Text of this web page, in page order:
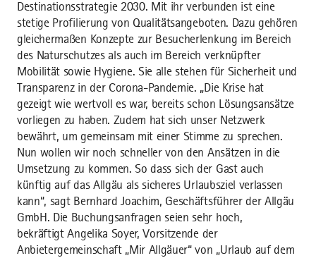
Destinationsstrategie 2030. Mit ihr verbunden ist eine
stetige Profilierung von Qualitätsangeboten. Dazu gehören
gleichermaßen Konzepte zur Besucherlenkung im Bereich
des Naturschutzes als auch im Bereich verknüpfter
Mobilität sowie Hygiene. Sie alle stehen für Sicherheit und
Transparenz in der Corona-Pandemie. „Die Krise hat
gezeigt wie wertvoll es war, bereits schon Lösungsansätze
vorliegen zu haben. Zudem hat sich unser Netzwerk
bewährt, um gemeinsam mit einer Stimme zu sprechen.
Nun wollen wir noch schneller von den Ansätzen in die
Umsetzung zu kommen. So dass sich der Gast auch
künftig auf das Allgäu als sicheres Urlaubsziel verlassen
kann“, sagt Bernhard Joachim, Geschäftsführer der Allgäu
GmbH. Die Buchungsanfragen seien sehr hoch,
bekräftigt Angelika Soyer, Vorsitzende der
Anbietergemeinschaft „Mir Allgäuer“ von „Urlaub auf dem